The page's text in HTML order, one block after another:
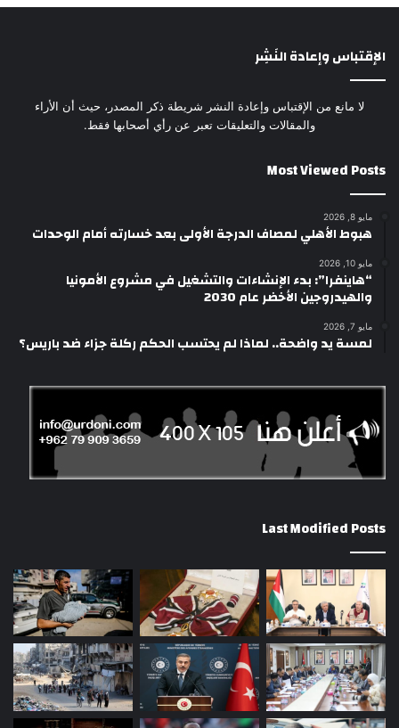
الإقتباس وإعادة النَشِر
لا مانع من الإقتباس وإعادة النشر شريطة ذكر المصدر، حيث أن الأراء
والمقالات والتعليقات تعبر عن رأي أصحابها فقط.
Most Viewed Posts
مايو 8, 2026
هبوط الأهلي لمصاف الدرجة الأولى بعد خسارته أمام الوحدات
مايو 10, 2026
“هاينفرا”: بدء الإنشاءات والتشغيل في مشروع الأمونيا
والهيدروجين الأخضر عام 2030
مايو 7, 2026
لمسة يد واضحة.. لماذا لم يحتسب الحكم ركلة جزاء ضد باريس؟
Last Modified Posts